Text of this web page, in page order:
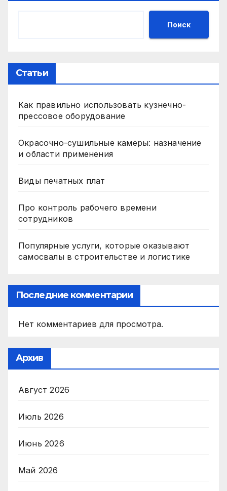
Поиск
Статьи
Как правильно использовать кузнечно-
прессовое оборудование
Окрасочно-сушильные камеры: назначение
и области применения
Виды печатных плат
Про контроль рабочего времени
сотрудников
Популярные услуги, которые оказывают
самосвалы в строительстве и логистике
Последние комментарии
Нет комментариев для просмотра.
Архив
Август 2026
Июль 2026
Июнь 2026
Май 2026